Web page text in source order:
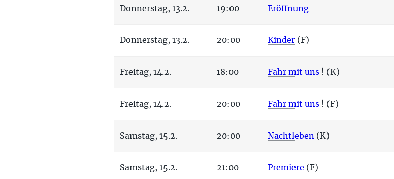
Donnerstag, 13.2. 19:00 Eröffnung
Donnerstag, 13.2. 20:00 Kinder (F)
Freitag, 14.2. 18:00 Fahr mit uns ! (K)
Freitag, 14.2. 20:00 Fahr mit uns ! (F)
Samstag, 15.2. 20:00 Nachtleben (K)
Samstag, 15.2. 21:00 Premiere (F)